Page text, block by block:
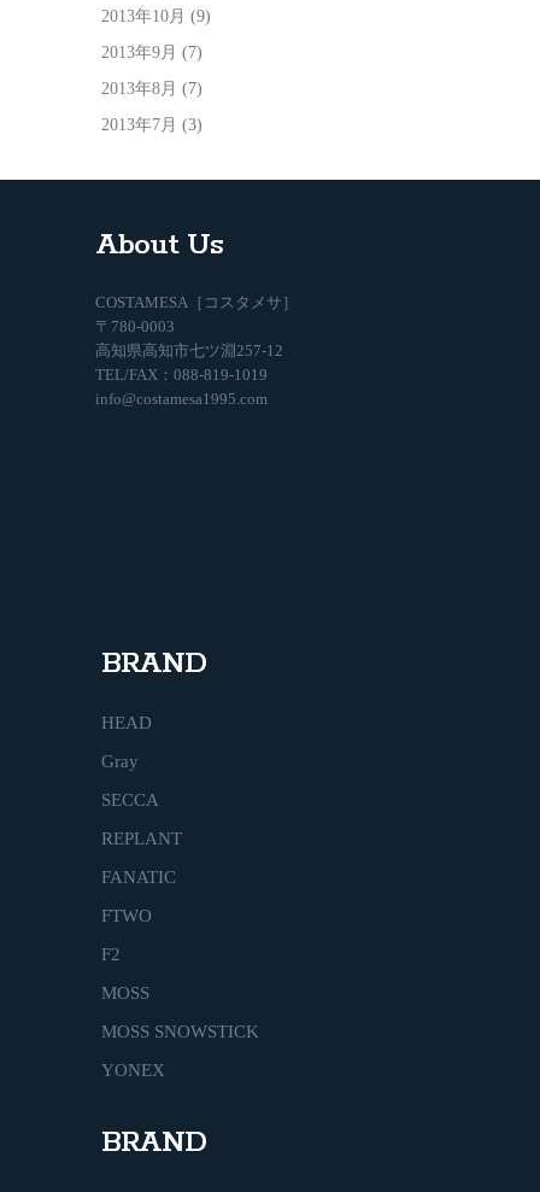
2013年10月 (9)
2013年9月 (7)
2013年8月 (7)
2013年7月 (3)
About Us
COSTAMESA［コスタメサ］
〒780-0003
高知県高知市七ツ淵257-12
TEL/FAX：088-819-1019
info@costamesa1995.com
BRAND
HEAD
Gray
SECCA
REPLANT
FANATIC
FTWO
F2
MOSS
MOSS SNOWSTICK
YONEX
BRAND